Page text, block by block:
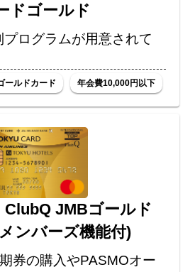
ドゴールド
ログラムが用意されて
ールドカード 年会費10,000円以下
ClubQ JMBゴールド
ンバーズ機能付)
券の購入やPASMOオー